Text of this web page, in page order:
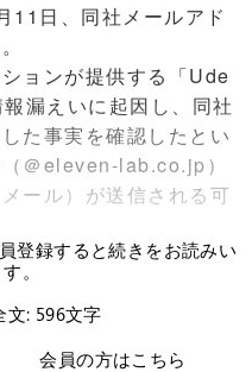
日、同社メールアド
ョンが提供する「Ude
漏えいに起因し、同社
た事実を確認したとい
＠eleven-lab.co.jp）
ール）が送信される可
登録すると続きをお読みい
。
文: 596文字
会員の方はこちら